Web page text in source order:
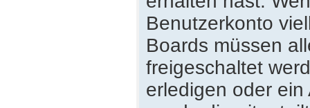
Benutzerkonto
Boards müssen
freigeschaltet
erledigen oder